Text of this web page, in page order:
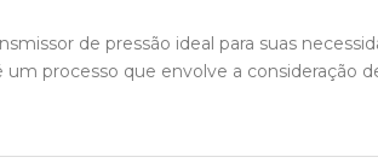
de pressão ideal para suas
processo que envolve a consideração